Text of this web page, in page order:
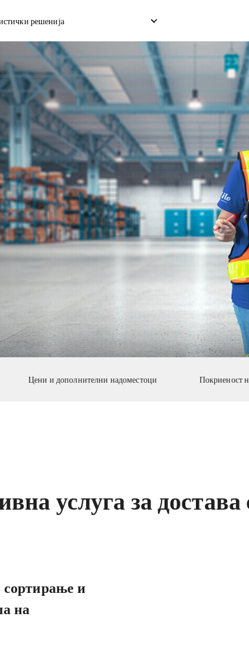
решенија
Обратно подигнување
Управување со враќање
Услуга за складирање
Достава со
Цени и дополнителни надоместоци Покриеност
услуга за
сортирање и
на